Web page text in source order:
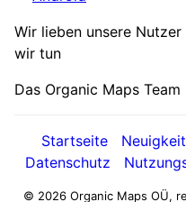
Wir lieben unsere
wir tun
Das Organic Maps Team
Startseite
Datenschutz
© 2026 Organic Maps OÜ,